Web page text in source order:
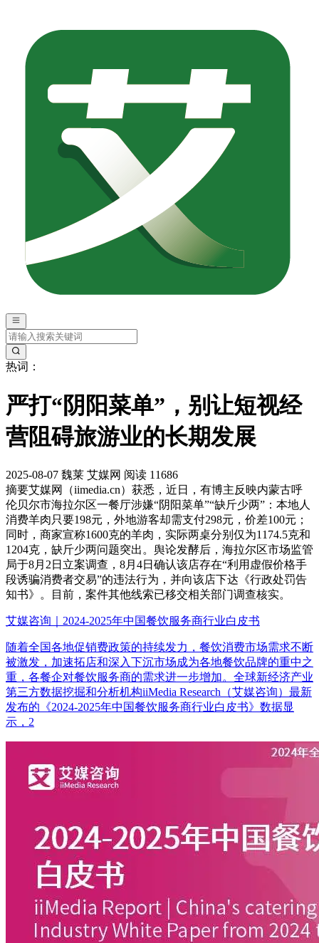
热词：
严打“阴阳菜单”，别让短视经
营阻碍旅游业的长期发展
2025-08-07 魏莱 艾媒网 阅读 11686
摘要艾媒网（iimedia.cn）获悉，近日，有博主反映内蒙古呼
伦贝尔市海拉尔区一餐厅涉嫌“阴阳菜单”“缺斤少两”：本地人
消费羊肉只要198元，外地游客却需支付298元，价差100元；
同时，商家宣称1600克的羊肉，实际两桌分别仅为1174.5克和
1204克，缺斤少两问题突出。舆论发酵后，海拉尔区市场监管
局于8月2日立案调查，8月4日确认该店存在“利用虚假价格手
段诱骗消费者交易”的违法行为，并向该店下达《行政处罚告
知书》。目前，案件其他线索已移交相关部门调查核实。
艾媒咨询｜2024-2025年中国餐饮服务商行业白皮书
随着全国各地促销费政策的持续发力，餐饮消费市场需求不断
被激发，加速拓店和深入下沉市场成为各地餐饮品牌的重中之
重，各餐企对餐饮服务商的需求进一步增加。全球新经济产业
第三方数据挖掘和分析机构iiMedia Research（艾媒咨询）最新
发布的《2024-2025年中国餐饮服务商行业白皮书》数据显
示，2